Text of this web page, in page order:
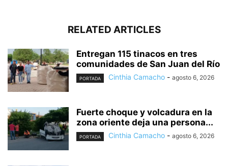
RELATED ARTICLES
Entregan 115 tinacos en tres
comunidades de San Juan del Río
PORTADA Cinthia Camacho - agosto 6, 2026
Fuerte choque y volcadura en la
zona oriente deja una persona...
PORTADA Cinthia Camacho - agosto 6, 2026